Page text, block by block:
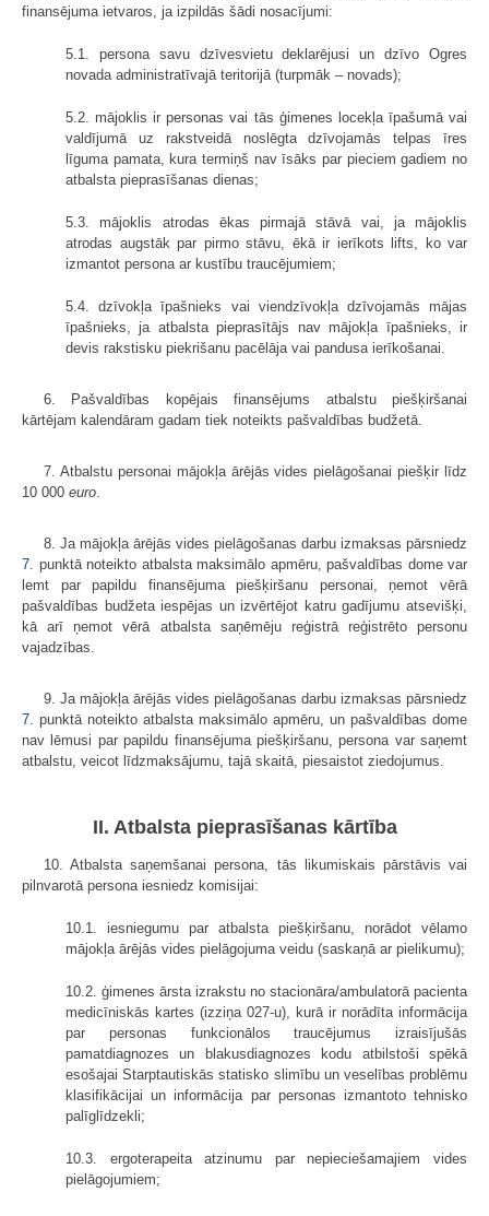
finansējuma ietvaros, ja izpildās šādi nosacījumi:
5.1. persona savu dzīvesvietu deklarējusi un dzīvo Ogres
novada administratīvajā teritorijā (turpmāk – novads);
5.2. mājoklis ir personas vai tās ģimenes locekļa īpašumā vai
valdījumā uz rakstveidā noslēgta dzīvojamās telpas īres
līguma pamata, kura termiņš nav īsāks par pieciem gadiem no
atbalsta pieprasīšanas dienas;
5.3. mājoklis atrodas ēkas pirmajā stāvā vai, ja mājoklis
atrodas augstāk par pirmo stāvu, ēkā ir ierīkots lifts, ko var
izmantot persona ar kustību traucējumiem;
5.4. dzīvokļa īpašnieks vai viendzīvokļa dzīvojamās mājas
īpašnieks, ja atbalsta pieprasītājs nav mājokļa īpašnieks, ir
devis rakstisku piekrišanu pacēlāja vai pandusa ierīkošanai.
6. Pašvaldības kopējais finansējums atbalstu piešķiršanai
kārtējam kalendāram gadam tiek noteikts pašvaldības budžetā.
7. Atbalstu personai mājokļa ārējās vides pielāgošanai piešķir līdz
10 000 euro
8. Ja mājokļa ārējās vides pielāgošanas darbu izmaksas pārsniedz
7. punktā noteikto atbalsta maksimālo apmēru, pašvaldības dome var
lemt par papildu finansējuma piešķiršanu personai, ņemot vērā
pašvaldības budžeta iespējas un izvērtējot katru gadījumu atsevišķi,
kā arī ņemot vērā atbalsta saņēmēju reģistrā reģistrēto personu
vajadzības.
9. Ja mājokļa ārējās vides pielāgošanas darbu izmaksas pārsniedz
7. punktā noteikto atbalsta maksimālo apmēru, un pašvaldības dome
nav lēmusi par papildu finansējuma piešķiršanu, persona var saņemt
atbalstu, veicot līdzmaksājumu, tajā skaitā, piesaistot ziedojumus.
II. Atbalsta pieprasīšanas kārtība
10. Atbalsta saņemšanai persona, tās likumiskais pārstāvis vai
pilnvarotā persona iesniedz komisijai:
10.1. iesniegumu par atbalsta piešķiršanu, norādot vēlamo
mājokļa ārējās vides pielāgojuma veidu (saskaņā ar pielikumu);
10.2. ģimenes ārsta izrakstu no stacionāra/ambulatorā pacienta
medicīniskās kartes (izziņa 027-u), kurā ir norādīta informācija
par personas funkcionālos traucējumus izraisījušās
pamatdiagnozes un blakusdiagnozes kodu atbilstoši spēkā
esošajai Starptautiskās statisko slimību un veselības problēmu
klasifikācijai un informācija par personas izmantoto tehnisko
palīglīdzekli;
10.3. ergoterapeita atzinumu par nepieciešamajiem vides
pielāgojumiem;